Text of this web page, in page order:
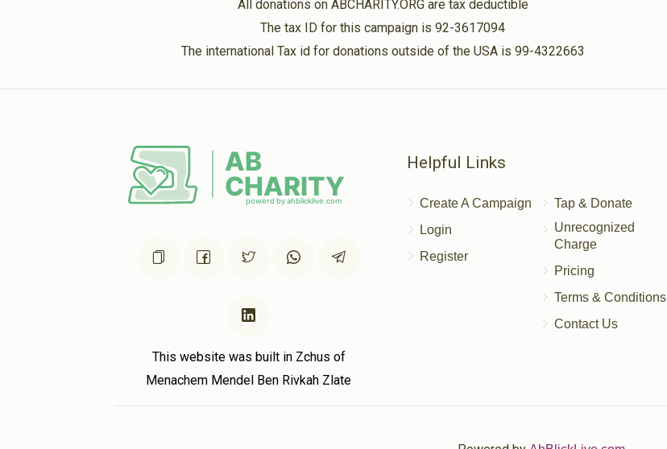
All donations on ABCHARITY.ORG are tax deductible
The tax ID for this campaign is 92-3617094
The international Tax id for donations outside of the USA is 99-4322663
This website was built in Zchus of
Menachem Mendel Ben Rivkah Zlate
Helpful Links
Create A Campaign
Login
Register
Tap & Donate
Unrecognized
Charge
Pricing
Terms & Conditions
Contact Us